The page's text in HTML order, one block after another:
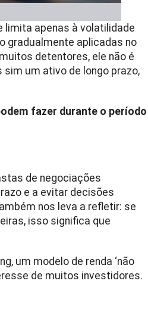
limita apenas à volatilidade
gradualmente aplicadas no
detentores, ele não é
um ativo de longo prazo,
fazer durante o período
de negociações
e a evitar decisões
nos leva a refletir: se
isso significa que
um modelo de renda ‘não
de muitos investidores.